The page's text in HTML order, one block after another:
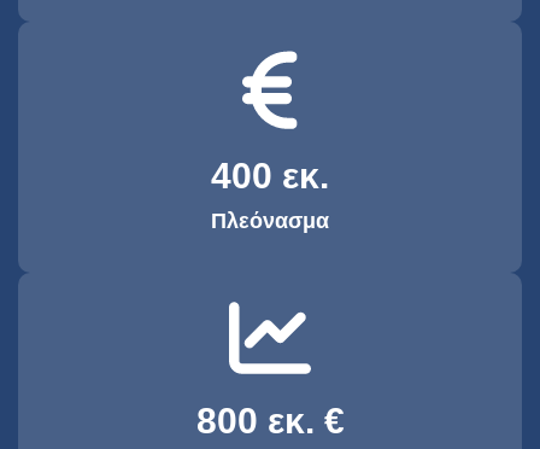
Πλεόνασμα
400 εκ.
800 εκ. €